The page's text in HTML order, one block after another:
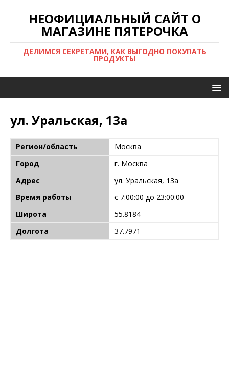
НЕОФИЦИАЛЬНЫЙ САЙТ О
МАГАЗИНЕ ПЯТЕРОЧКА
ДЕЛИМСЯ СЕКРЕТАМИ, КАК ВЫГОДНО ПОКУПАТЬ
ПРОДУКТЫ
ул. Уральская, 13а
Регион/область
Москва
Город
г. Москва
Адрес
ул. Уральская, 13а
Время работы
с 7:00:00 до 23:00:00
Широта
55.8184
Долгота
37.7971